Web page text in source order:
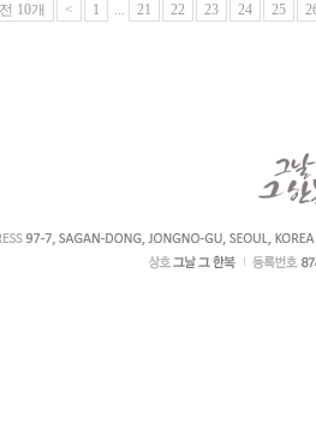
10개 < 1 ... 21 22 23 24 25